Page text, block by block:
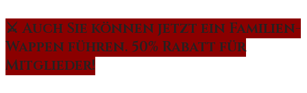
⚔️ Auch Sie können jetzt ein Familien-
Wappen führen. 50% Rabatt für
Mitglieder!